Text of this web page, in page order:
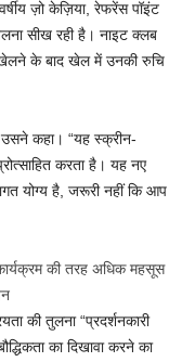
ज़ो केज़िया, रेफरेंस पॉइंट
सीख रही है। नाइट क्लब
के बाद खेल में उनकी रुचि
कहा। “यह स्क्रीन-
करता है। यह नए
योग्य है, जरूरी नहीं कि आप
की तरह अधिक महसूस
की तुलना “प्रदर्शनकारी
का दिखावा करने का